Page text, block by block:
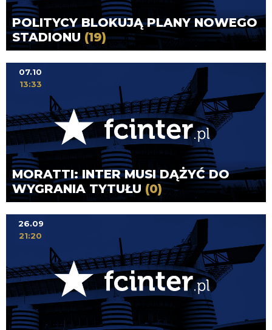
POLITYCY BLOKUJĄ PLANY NOWEGO
STADIONU (19)
MORATTI: INTER MUSI DĄŻYĆ DO
WYGRANIA TYTUŁU (0)
07.10
13:33
26.09
21:20